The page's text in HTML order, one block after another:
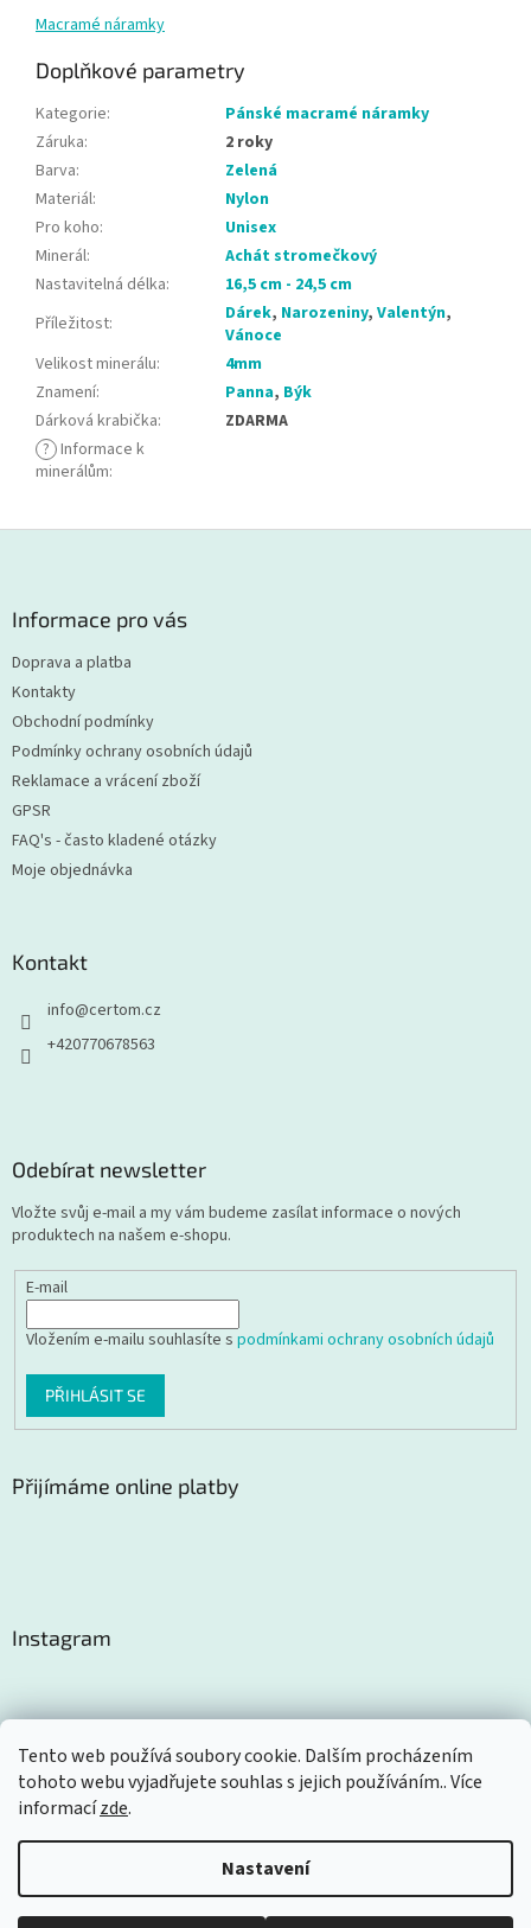
Tento web používá soubory cookie. Dalším procházením
tohoto webu vyjadřujete souhlas s jejich používáním.. Více
informacízde.
Nastavení
Macramé náramky
Doplňkové parametry
Kategorie:
Pánské macramé náramky
Záruka:
2 roky
Barva:
Zelená
Materiál:
Nylon
Pro koho:
Unisex
Minerál:
Achát stromečkový
Nastavitelná délka:
16,5 cm - 24,5 cm
Příležitost: Dárek, Narozeniny, Valentýn,
Vánoce
Velikost minerálu:
4mm
Znamení: Panna, Býk
Dárková krabička:
ZDARMA
? Informace k
minerálům:
Informace pro vás
Doprava a platba
Kontakty
Obchodní podmínky
Podmínky ochrany osobních údajů
Reklamace a vrácení zboží
GPSR
FAQ's - často kladené otázky
Moje objednávka
Kontakt
info@certom.cz
+420770678563
Odebírat newsletter
Vložte svůj e-mail a my vám budeme zasílat informace o nových
produktech na našem e-shopu.
E-mail
Vložením e-mailu souhlasíte s podmínkami ochrany osobních údajů
PŘIHLÁSIT SE
Přijímáme online platby
Instagram
Sledovat na Instagramu
Vytvořil Shoptet